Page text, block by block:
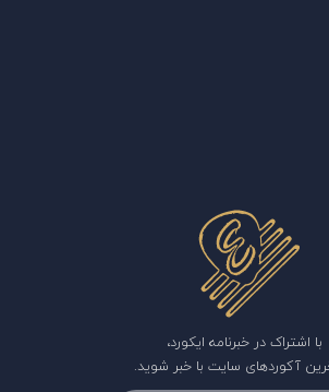
با اشتراک در خبرنامه ایکورد،
آکوردهای سایت با خبر شوید.